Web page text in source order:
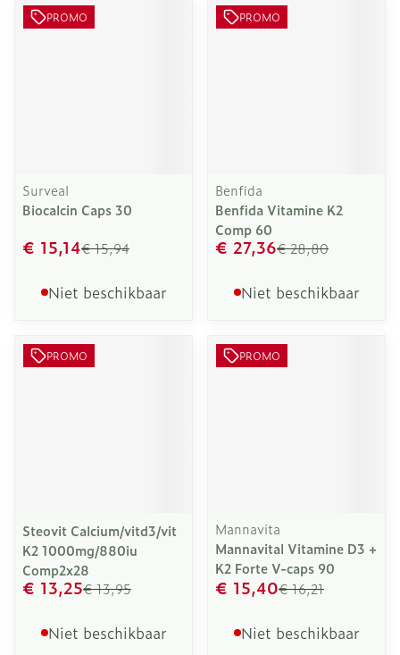
PROMO
Surveal
Biocalcin Caps 30
€ 15,94
€ 15,14
Niet beschikbaar
PROMO
Benfida
Benfida Vitamine K2
Comp 60
€ 28,80
€ 27,36
Niet beschikbaar
PROMO
Steovit Calcium/vitd3/vit
K2 1000mg/880iu
Comp2x28
€ 13,95
€ 13,25
Niet beschikbaar
PROMO
Mannavita
Mannavital Vitamine D3 +
K2 Forte V-caps 90
€ 16,21
€ 15,40
Niet beschikbaar